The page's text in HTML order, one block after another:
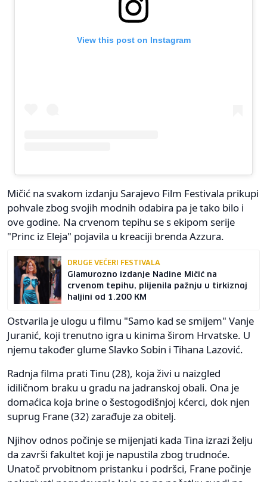
View this post on Instagram
Mičić na svakom izdanju Sarajevo Film Festivala prikupi
pohvale zbog svojih modnih odabira pa je tako bilo i
ove godine. Na crvenom tepihu se s ekipom serije
"Princ iz Eleja" pojavila u kreaciji brenda Azzura.
DRUGE VEČERI FESTIVALA
Glamurozno izdanje Nadine Mičić na
crvenom tepihu, plijenila pažnju u tirkiznoj
haljini od 1.200 KM
Ostvarila je ulogu u filmu "Samo kad se smijem" Vanje
Juranić, koji trenutno igra u kinima širom Hrvatske. U
njemu također glume Slavko Sobin i Tihana Lazović.
Radnja filma prati Tinu (28), koja živi u naizgled
idiličnom braku u gradu na jadranskoj obali. Ona je
domaćica koja brine o šestogodišnjoj kćerci, dok njen
suprug Frane (32) zarađuje za obitelj.
Njihov odnos počinje se mijenjati kada Tina izrazi želju
da završi fakultet koji je napustila zbog trudnoće.
Unatoč prvobitnom pristanku i podršci, Frane počinje